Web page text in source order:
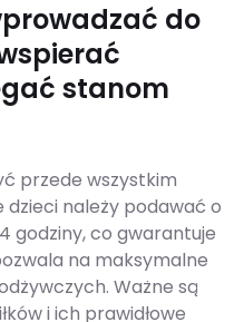
do
stanom
przede wszystkim
dzieci należy podawać o
godziny, co gwarantuje
na maksymalne
Ważne są
i ich prawidłowe